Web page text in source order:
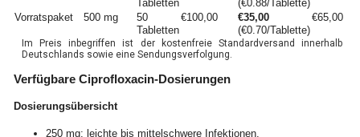
Tabletten
(€0.88/Tablette)
Vorratspaket 500 mg
50
Tabletten
€100,00
€35,00
(€0.70/Tablette)
€65,00
Im Preis inbegriffen ist der kostenfreie Standardversand innerhalb
Deutschlands sowie eine Sendungsverfolgung.
Verfügbare Ciprofloxacin-Dosierungen
Dosierungsübersicht
250 mg: leichte bis mittelschwere Infektionen.